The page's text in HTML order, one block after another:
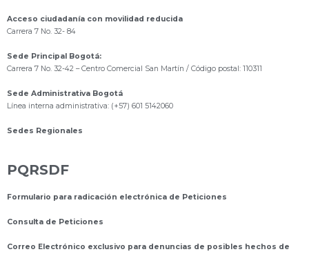
Acceso ciudadanía con movilidad reducida
Carrera 7 No. 32- 84
Sede Principal Bogotá:
Carrera 7 No. 32-42 – Centro Comercial San Martín / Código postal: 110311
Sede Administrativa Bogotá
Línea interna administrativa: (+57) 601 5142060
Sedes Regionales
PQRSDF
Formulario para radicación electrónica de Peticiones
Consulta de Peticiones
Correo Electrónico exclusivo para denuncias de posibles hechos de